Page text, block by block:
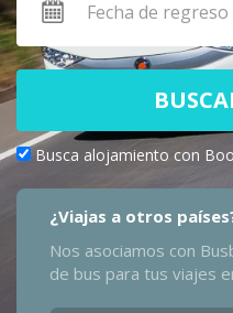
Busca alojamiento con
¿Viajas a otros
Nos asociamos con
de bus para tus viajes